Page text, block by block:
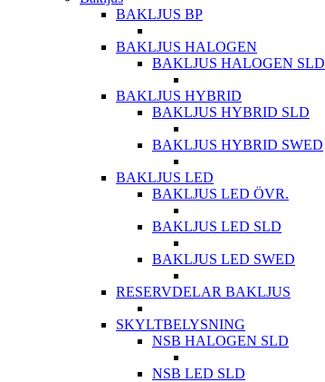
BAKLJUS BP
BAKLJUS HALOGEN
BAKLJUS HALOGEN SLD
BAKLJUS HYBRID
BAKLJUS HYBRID SLD
BAKLJUS HYBRID SWED
BAKLJUS LED
BAKLJUS LED ÖVR.
BAKLJUS LED SLD
BAKLJUS LED SWED
RESERVDELAR BAKLJUS
SKYLTBELYSNING
NSB HALOGEN SLD
NSB LED SLD